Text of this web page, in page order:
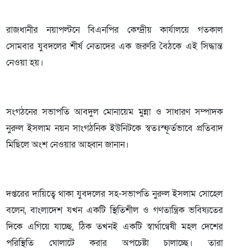
রাজধানীর নয়াপল্টনে বিএনপির কেন্দ্রীয় কার্যালয়ে গতকাল
সোমবার যুবদলের শীর্ষ নেতাদের এক জরুরি বৈঠকে এই সিদ্ধান্ত
নেওয়া হয়।
সংগঠনের সভাপতি আবদুল মোনায়েম মুন্না ও সাধারণ সম্পাদক
নুরুল ইসলাম নয়ন সাংগঠনিক ইউনিটকে স্বতঃস্ফূর্তভাবে প্রতিবাদ
মিছিলে অংশ নেওয়ার আহ্বান জানান।
দপ্তরের দায়িত্বে থাকা যুবদলের সহ-সভাপতি নুরুল ইসলাম সোহেল
বলেন, বাংলাদেশ যখন একটি স্থিতিশীল ও গণতান্ত্রিক ভবিষ্যতের
দিকে এগিয়ে যাচ্ছে, ঠিক তখনই একটি স্বার্থান্বেষী মহল দেশের
পরিস্থিতি ঘোলাটে করার অপচেষ্টা চালাচ্ছে। তারা